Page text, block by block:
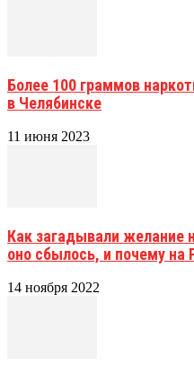
Более 100 граммов
в Челябинске
11 июня 2023
Как загадывали желание
оно сбылось, и почему на
14 ноября 2022